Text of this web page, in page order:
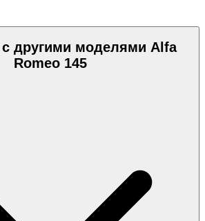
другими моделями Alfa
Romeo 145